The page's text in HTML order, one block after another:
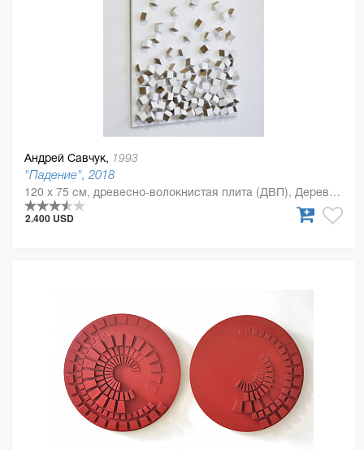
Андрей Савчук, 1993
"Падение", 2018
120 x 75 см, древесно-волокнистая плита (ДВП), Дерево, полиуретан
2.400 USD